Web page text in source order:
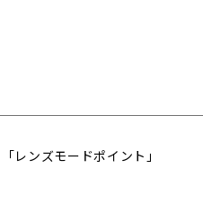
レンズモードポイント」